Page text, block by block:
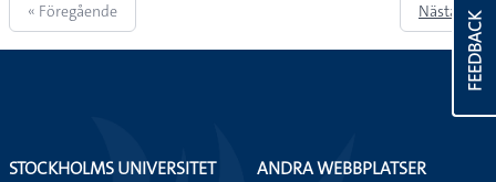
« Föregående Nästa » FEEDBACK
STOCKHOLMS UNIVERSITET
ANDRA WEBBPLATSER